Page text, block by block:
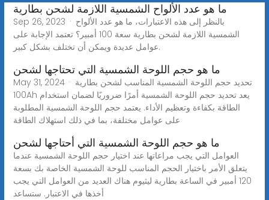
ما هو عدد الألواح الشمسية اللازمة لشحن بطارية
Sep 26, 2023 · بالنظر إلى هذه الاعتبارات، ما هو عدد الألواح
الشمسية اللازمة لشحن بطارية سعة 100 أمبير؟ تعتمد الإجابة على
عوامل عديدة ويمكن أن تختلف بشكل كبير.
ما هو حجم اللوحة الشمسية التي تحتاجها لشحن
May 31, 2024 · تحديد حجم اللوحة الشمسية المناسب لشحن بطارية
100Ah يعد تحديد حجم اللوحة الشمسية أمرًا ضروريًا لضمان استخدام
الطاقة بكفاءة وتعظيم الأداء. يعتمد حجم اللوحة الشمسية المطلوبة
على عوامل مختلفة، بما في ذلك استهلاك الطاقة
ما هو حجم اللوحة الشمسية التي أحتاجها لشحن
العوامل التي يجب مراعاتها عند اختيار حجم اللوحة الشمسية عندما
يتعلق الأمر باختيار الحجم المناسب للوحة الشمسية الخاصة بك بسعة
120 أمبير في الساعة بطارية ليثيوم هناك العديد من العوامل التي يجب
أخذها في الاعتبار. ستساعد